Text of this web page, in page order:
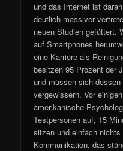
und das Internet ist
deutlich massiver
neuen Studien gefüttert.
auf Smartphones
eine Karriere als
besitzen 95 Prozent der
und müssen sich
vergewissern. Vor
amerikanische
Testpersonen auf, 15
sitzen und einfach
Kommunikation, das